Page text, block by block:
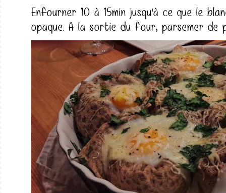
Enfourner 10 à 15min jusqu'à ce que le
opaque. A la sortie du four, parsemer de